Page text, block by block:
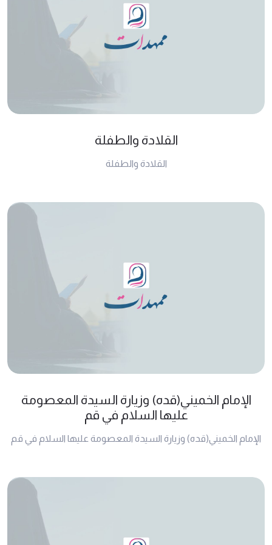
القلادة والطفلة
القلادة والطفلة
الإمام الخميني(قده) وزيارة السيدة المعصومة
عليها السلام في قم
الإمام الخميني(قده) وزيارة السيدة المعصومة عليها السلام في قم